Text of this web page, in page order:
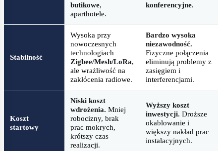
butikowe,
aparthotele.
konferencyjne.
Stabilność
Wysoka przy
nowoczesnych
technologiach
Zigbee/Mesh/LoRa,
ale wrażliwość na
zakłócenia radiowe.
Bardzo wysoka
niezawodność.
Fizyczne połączenia
eliminują problemy z
zasięgiem i
interferencjami.
Koszt
startowy
Niski koszt
wdrożenia. Mniej
robocizny, brak
prac mokrych,
krótszy czas
realizacji.
Wyższy koszt
inwestycji. Droższe
okablowanie i
większy nakład prac
instalacyjnych.